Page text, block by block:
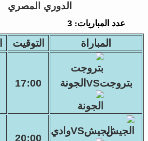
الدوري المصري
عدد المباريات:3
المباراة التوقيت
بتروجتVSالجونة 17:00
الجيشVSوادي
20:00